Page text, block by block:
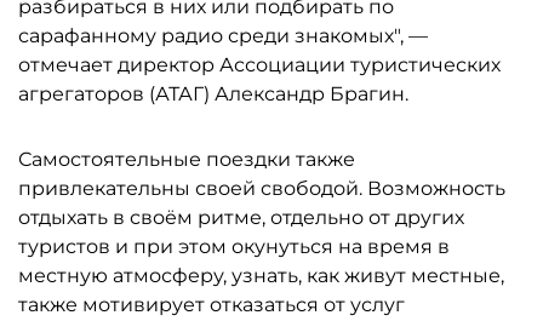
разбираться в них или подбирать по
сарафанному радио среди знакомых", —
отмечает директор Ассоциации туристических
агрегаторов (АТАГ) Александр Брагин.
Самостоятельные поездки также
привлекательны своей свободой. Возможность
отдыхать в своём ритме, отдельно от других
туристов и при этом окунуться на время в
местную атмосферу, узнать, как живут местные,
также мотивирует отказаться от услуг